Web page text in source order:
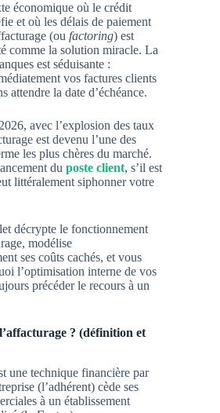
économique où le crédit
et où les délais de paiement
(ou factoring) est
comme la solution miracle. La
est séduisante :
vos factures clients
attendre la date d’échéance.
avec l’explosion des taux
est devenu l’une des
les plus chères du marché.
du poste client, s’il est
littéralement siphonner votre
décrypte le fonctionnement
modélise
ses coûts cachés, et vous
l’optimisation interne de vos
précéder le recours à un
? (définition et
une technique financière par
(l’adhérent) cède ses
à un établissement